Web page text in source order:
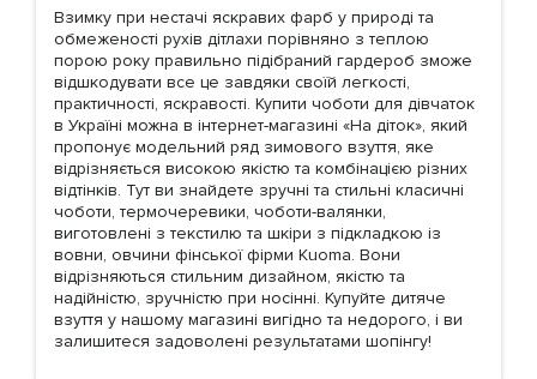
Взимку при нестачі яскравих фарб у природі та
обмеженості рухів дітлахи порівняно з теплою
порою року правильно підібраний гардероб зможе
відшкодувати все це завдяки своїй легкості,
практичності, яскравості. Купити чоботи для дівчаток
в Україні можна в інтернет-магазині «На діток», який
пропонує модельний ряд зимового взуття, яке
відрізняється високою якістю та комбінацією різних
відтінків. Тут ви знайдете зручні та стильні класичні
чоботи, термочеревики, чоботи-валянки,
виготовлені з текстилю та шкіри з підкладкою із
вовни, овчини фінської фірми Kuoma. Вони
відрізняються стильним дизайном, якістю та
надійністю, зручністю при носінні. Купуйте дитяче
взуття у нашому магазині вигідно та недорого, і ви
залишитеся задоволені результатами шопінгу!